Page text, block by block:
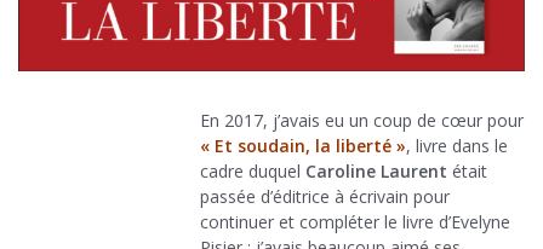
En 2017, j’avais eu un coup de cœur pour
« Et soudain, la liberté », livre dans le
cadre duquel Caroline Laurent était
passée d’éditrice à écrivain pour
continuer et compléter le livre d’Evelyne